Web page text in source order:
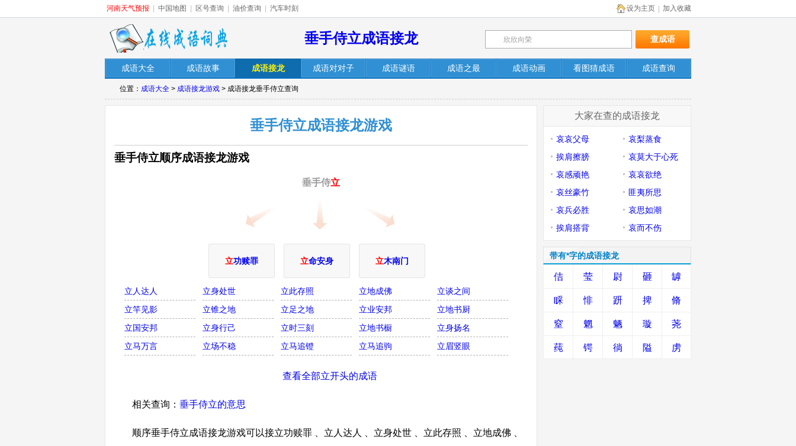
河南天气预报 中国地图 区号查询 油价查询 汽车时刻 加入收藏
设为主页
垂手侍立成语接龙
成语大全 成语故事 成语接龙 成语对对子 成语谜语 成语之最 成语动画 看图猜成语 成语查询
位置： 成语大全 > 成语接龙游戏 > 成语接龙垂手侍立查询
垂手侍立成语接龙游戏
垂手侍立顺序成语接龙游戏
垂手侍立
立功赎罪 立命安身 立木南门
立人达人 立身处世 立此存照 立地成佛
立谈之间
立竿见影
立锥之地 立足之地 立业安邦
立地书厨
立国安邦
立身行己 立时三刻 立地书橱
立身扬名
立马万言
立场不稳 立马追镫 立马追驹 立眉竖眼
查看全部立开头的成语
相关查询： 垂手侍立的意思
顺序垂手侍立成语接龙游戏可以接立功赎罪 、立人达人 、立身处世 、立此存照 、立地成佛 、
大家在查的成语接龙
哀哀父母
哀梨蒸食
挨肩擦膀
哀莫大于心死
哀感顽艳
哀哀欲绝
哀丝豪竹
匪夷所思
哀兵必胜
哀思如潮
挨肩搭背
哀而不伤
带有*字的成语接龙
佶 莹 尉 砸 罅
睬 悱 趼 捭 脩
窒 魍 魉 璇 荛
莼 锷 徜 隘 虏